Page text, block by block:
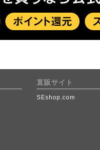
直販サイト
SEshop.com